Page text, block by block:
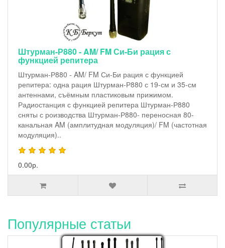
Штурман-Р880 - AM/ FM Си-Би рация с
функцией репитера
Штурман-Р880 - AM/ FM Си-Би рация с функцией
репитера: одна рация Штурман-Р880 с 19-см и 35-см
антеннами, съёмным пластиковым прижимом.
Радиостанция с функцией репитера Штурман-Р880
сняты с роизводства Штурман-Р880- переносная 80-
канальная AM (амплитудная модуляция)/ FM (частотная
модуляция)..
0.00р.
Популярные статьи